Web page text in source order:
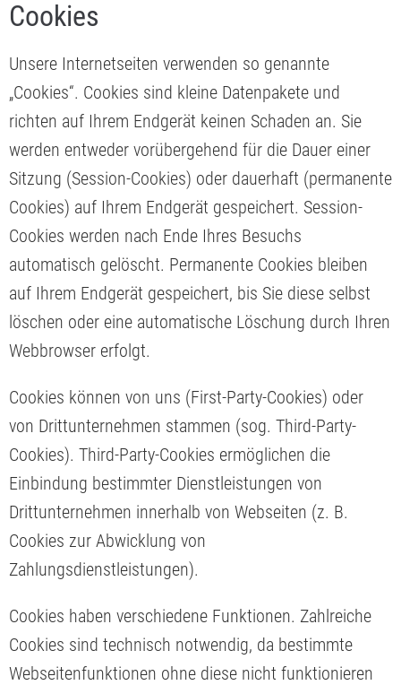
Cookies
Unsere Internetseiten verwenden so genannte
„Cookies“. Cookies sind kleine Datenpakete und
richten auf Ihrem Endgerät keinen Schaden an. Sie
werden entweder vorübergehend für die Dauer einer
Sitzung (Session-Cookies) oder dauerhaft (permanente
Cookies) auf Ihrem Endgerät gespeichert. Session-
Cookies werden nach Ende Ihres Besuchs
automatisch gelöscht. Permanente Cookies bleiben
auf Ihrem Endgerät gespeichert, bis Sie diese selbst
löschen oder eine automatische Löschung durch Ihren
Webbrowser erfolgt.
Cookies können von uns (First-Party-Cookies) oder
von Drittunternehmen stammen (sog. Third-Party-
Cookies). Third-Party-Cookies ermöglichen die
Einbindung bestimmter Dienstleistungen von
Drittunternehmen innerhalb von Webseiten (z. B.
Cookies zur Abwicklung von
Zahlungsdienstleistungen).
Cookies haben verschiedene Funktionen. Zahlreiche
Cookies sind technisch notwendig, da bestimmte
Webseitenfunktionen ohne diese nicht funktionieren